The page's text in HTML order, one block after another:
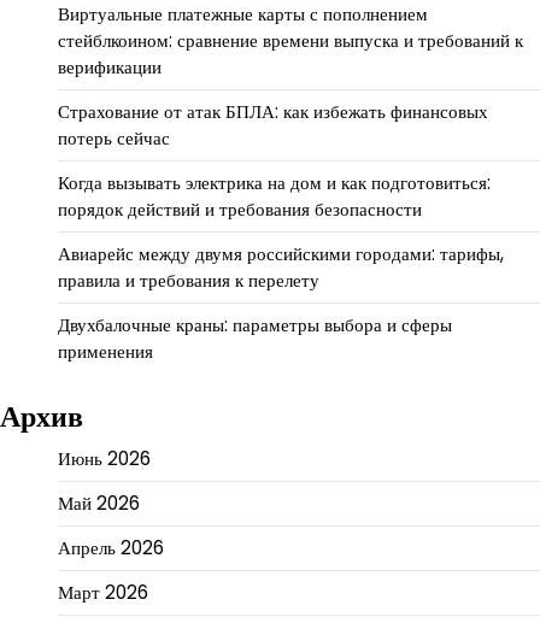
Виртуальные платежные карты с пополнением
стейблкоином: сравнение времени выпуска и требований к
верификации
Страхование от атак БПЛА: как избежать финансовых
потерь сейчас
Когда вызывать электрика на дом и как подготовиться:
порядок действий и требования безопасности
Авиарейс между двумя российскими городами: тарифы,
правила и требования к перелету
Двухбалочные краны: параметры выбора и сферы
применения
Архив
Июнь 2026
Май 2026
Апрель 2026
Март 2026